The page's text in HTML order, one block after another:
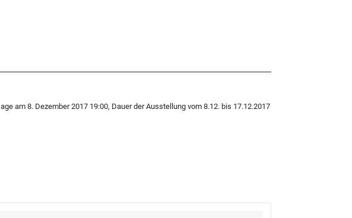
am 8. Dezember 2017 19:00, Dauer der Ausstellung vom 8.12. bis 17.12.2017